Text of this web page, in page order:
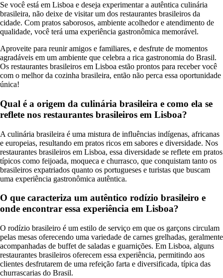
Se você está em Lisboa e deseja experimentar a autêntica culinária
brasileira, não deixe de visitar um dos restaurantes brasileiros da
cidade. Com pratos saborosos, ambiente acolhedor e atendimento de
qualidade, você terá uma experiência gastronômica memorável.
Aproveite para reunir amigos e familiares, e desfrute de momentos
agradáveis em um ambiente que celebra a rica gastronomia do Brasil.
Os restaurantes brasileiros em Lisboa estão prontos para receber você
com o melhor da cozinha brasileira, então não perca essa oportunidade
única!
Qual é a origem da culinária brasileira e como ela se
reflete nos restaurantes brasileiros em Lisboa?
A culinária brasileira é uma mistura de influências indígenas, africanas
e europeias, resultando em pratos ricos em sabores e diversidade. Nos
restaurantes brasileiros em Lisboa, essa diversidade se reflete em pratos
típicos como feijoada, moqueca e churrasco, que conquistam tanto os
brasileiros expatriados quanto os portugueses e turistas que buscam
uma experiência gastronômica autêntica.
O que caracteriza um autêntico rodízio brasileiro e
onde encontrar essa experiência em Lisboa?
O rodízio brasileiro é um estilo de serviço em que os garçons circulam
pelas mesas oferecendo uma variedade de carnes grelhadas, geralmente
acompanhadas de buffet de saladas e guarnições. Em Lisboa, alguns
restaurantes brasileiros oferecem essa experiência, permitindo aos
clientes desfrutarem de uma refeição farta e diversificada, típica das
churrascarias do Brasil.